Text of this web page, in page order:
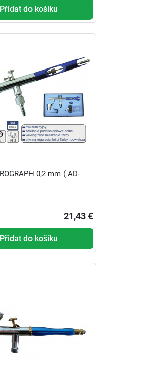
Přidat do košíku
0,2 mm ( AD-
21,43 €
Přidat do košíku